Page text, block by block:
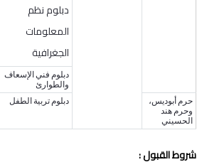
دبلوم نظم
المعلومات
الجغرافية
دبلوم فني الإسعاف
والطوارئ
حرم أبوديس،
وحرم هند
الحسيني
دبلوم تربية الطفل
شروط القبول :